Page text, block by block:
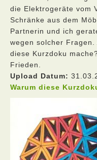
die Elektrogeräte vom
Schränke aus dem
Partnerin und ich
wegen solcher
diese Kurzdoku
Frieden.
Upload Datum:
Warum diese